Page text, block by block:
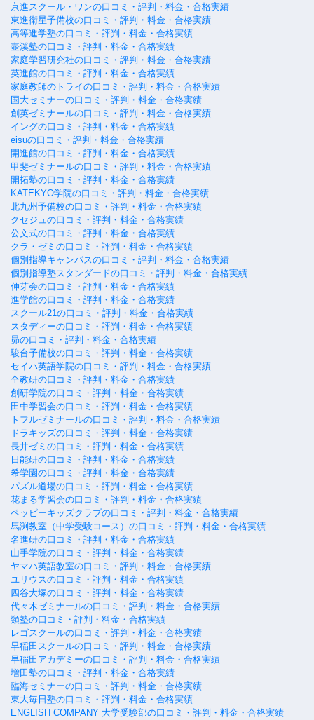
京進スクール・ワンの口コミ・評判・料金・合格実績
東進衛星予備校の口コミ・評判・料金・合格実績
高等進学塾の口コミ・評判・料金・合格実績
壺溪塾の口コミ・評判・料金・合格実績
家庭学習研究社の口コミ・評判・料金・合格実績
英進館の口コミ・評判・料金・合格実績
家庭教師のトライの口コミ・評判・料金・合格実績
国大セミナーの口コミ・評判・料金・合格実績
創英ゼミナールの口コミ・評判・料金・合格実績
イングの口コミ・評判・料金・合格実績
eisuの口コミ・評判・料金・合格実績
開進館の口コミ・評判・料金・合格実績
甲斐ゼミナールの口コミ・評判・料金・合格実績
開拓塾の口コミ・評判・料金・合格実績
KATEKYO学院の口コミ・評判・料金・合格実績
北九州予備校の口コミ・評判・料金・合格実績
クセジュの口コミ・評判・料金・合格実績
公文式の口コミ・評判・料金・合格実績
クラ・ゼミの口コミ・評判・料金・合格実績
個別指導キャンパスの口コミ・評判・料金・合格実績
個別指導塾スタンダードの口コミ・評判・料金・合格実績
伸芽会の口コミ・評判・料金・合格実績
進学館の口コミ・評判・料金・合格実績
スクール21の口コミ・評判・料金・合格実績
スタディーの口コミ・評判・料金・合格実績
昴の口コミ・評判・料金・合格実績
駿台予備校の口コミ・評判・料金・合格実績
セイハ英語学院の口コミ・評判・料金・合格実績
全教研の口コミ・評判・料金・合格実績
創研学院の口コミ・評判・料金・合格実績
田中学習会の口コミ・評判・料金・合格実績
トフルゼミナールの口コミ・評判・料金・合格実績
ドラキッズの口コミ・評判・料金・合格実績
長井ゼミの口コミ・評判・料金・合格実績
日能研の口コミ・評判・料金・合格実績
希学園の口コミ・評判・料金・合格実績
パズル道場の口コミ・評判・料金・合格実績
花まる学習会の口コミ・評判・料金・合格実績
ペッピーキッズクラブの口コミ・評判・料金・合格実績
馬渕教室（中学受験コース）の口コミ・評判・料金・合格実績
名進研の口コミ・評判・料金・合格実績
山手学院の口コミ・評判・料金・合格実績
ヤマハ英語教室の口コミ・評判・料金・合格実績
ユリウスの口コミ・評判・料金・合格実績
四谷大塚の口コミ・評判・料金・合格実績
代々木ゼミナールの口コミ・評判・料金・合格実績
類塾の口コミ・評判・料金・合格実績
レゴスクールの口コミ・評判・料金・合格実績
早稲田スクールの口コミ・評判・料金・合格実績
早稲田アカデミーの口コミ・評判・料金・合格実績
増田塾の口コミ・評判・料金・合格実績
臨海セミナーの口コミ・評判・料金・合格実績
東大毎日塾の口コミ・評判・料金・合格実績
ENGLISH COMPANY 大学受験部の口コミ・評判・料金・合格実績